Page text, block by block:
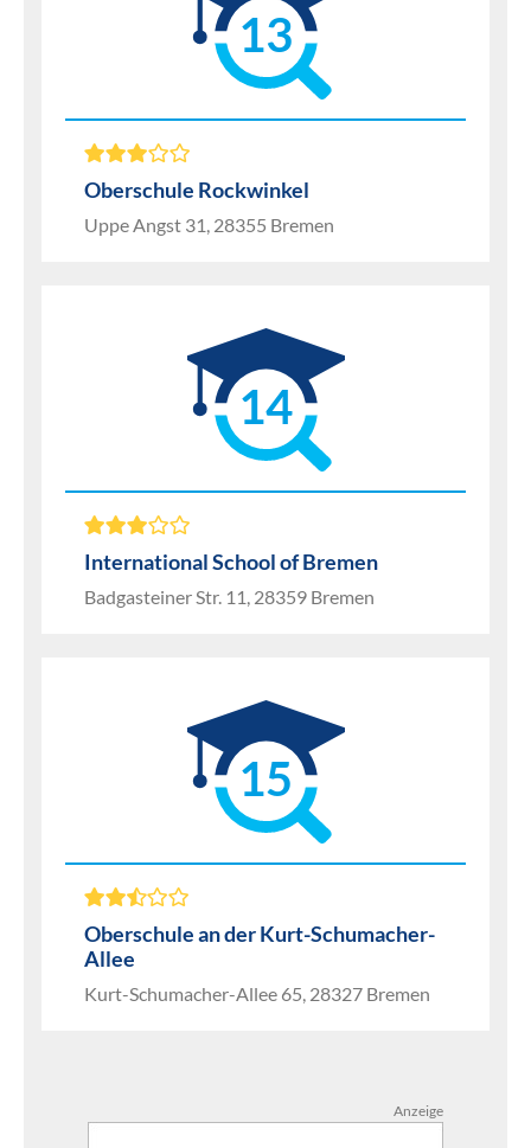
13
Oberschule Rockwinkel
Uppe Angst 31, 28355 Bremen
14
International School of Bremen
Badgasteiner Str. 11, 28359 Bremen
15
Oberschule an der Kurt-Schumacher-
Allee
Kurt-Schumacher-Allee 65, 28327 Bremen
Anzeige